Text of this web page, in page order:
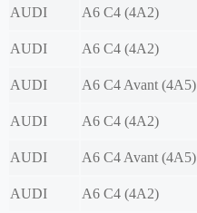
AUDI A6 C4 (4A2)
AUDI
A6 C4 (4A2)
AUDI
A6 C4 Avant (4A5)
AUDI
A6 C4 (4A2)
AUDI
A6 C4 Avant (4A5)
AUDI
A6 C4 (4A2)